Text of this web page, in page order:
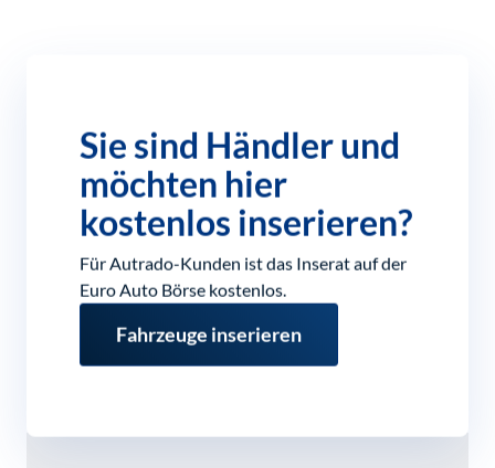
Sie sind Händler und
möchten hier
kostenlos inserieren?
Für Autrado-Kunden ist das Inserat auf der
Euro Auto Börse kostenlos.
Fahrzeuge inserieren